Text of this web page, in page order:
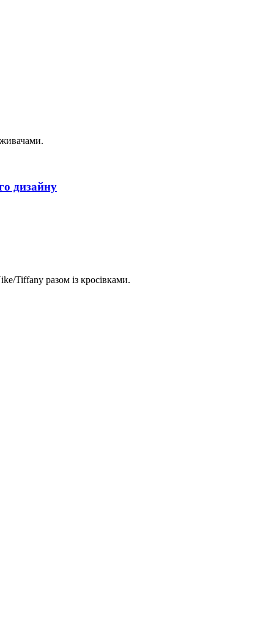
дизайну
Tiffany разом із кросівками.